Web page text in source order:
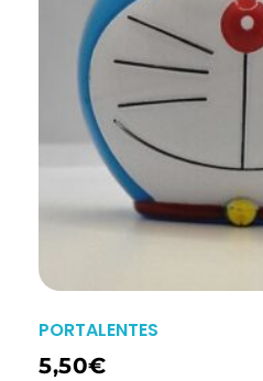
PORTALENTES
5,50€